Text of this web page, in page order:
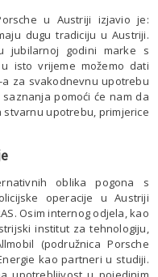
u Austriji izjavio je:
dugu tradiciju u Austriji.
jubilarnoj godini marke s
isto vrijeme možemo dati
za svakodnevnu upotrebu
pomoći će nam da
upotrebu, primjerice
oblika pogona s
operacije u Austriji
Osim internog odjela, kao
institut za tehnologiju,
(podružnica Porsche
kao partneri u studiji.